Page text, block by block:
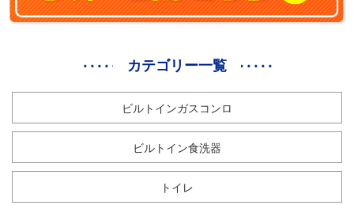
カテゴリー一覧
ビルトインガスコンロ
ビルトイン食洗器
トイレ